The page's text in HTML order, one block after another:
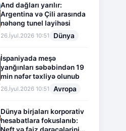
And dağları yarılır:
Argentina və Çili arasında
nəhəng tunel layihəsi
26.İyul.2026 10:51 Dünya
İspaniyada meşə
yanğınları səbəbindən 19
min nəfər təxliyə olunub
26.İyul.2026 10:51 Avropa
Dünya birjaları korporativ
hesabatlara fokuslanıb: